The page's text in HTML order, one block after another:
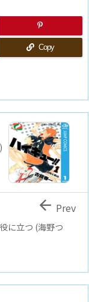
Copy
に立つ (海野つ
 Prev